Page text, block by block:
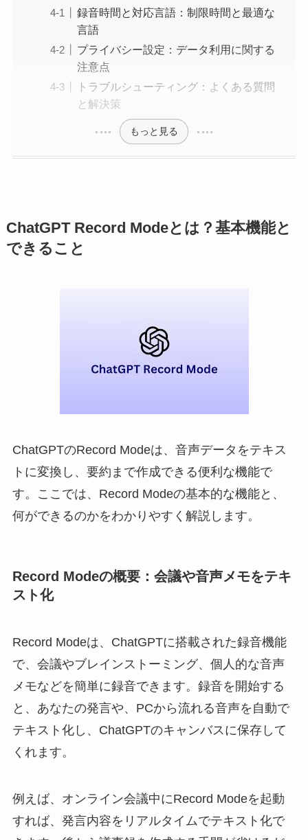
録音時間と対応言語：制限時間と最適な
言語
プライバシー設定：データ利用に関する
注意点
トラブルシューティング：よくある質問
と解決策
もっと見る
ChatGPT Record Modeとは？基本機能と
できること
ChatGPTのRecord Modeは、音声データをテキス
トに変換し、要約まで作成できる便利な機能で
す。ここでは、Record Modeの基本的な機能と、
何ができるのかをわかりやすく解説します。
Record Modeの概要：会議や音声メモをテキ
スト化
Record Modeは、ChatGPTに搭載された録音機能
で、会議やブレインストーミング、個人的な音声
メモなどを簡単に録音できます。録音を開始する
と、あなたの発言や、PCから流れる音声を自動で
テキスト化し、ChatGPTのキャンバスに保存して
くれます。
例えば、オンライン会議中にRecord Modeを起動
すれば、発言内容をリアルタイムでテキスト化で